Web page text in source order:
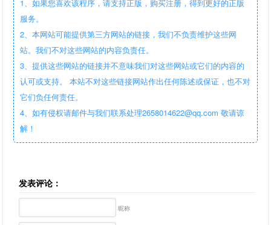
1、如果您喜欢该程序，请支持正版，购买注册，得到更好的正版
服务。
2、本网站可能提供第三方网站的链接，我们不负责维护这些网
站。我们不对这些网站的内容负责任。
3、提供这些网站的链接并不意味我们对这些网站或它们的内容的
认可或支持。 本站不对这些链接网站作出任何陈述或保证，也不对
它们负任何责任。
4、如有侵权请邮件与我们联系处理2658014622@qq.com 敬请谅
解！
发表评论：
昵称